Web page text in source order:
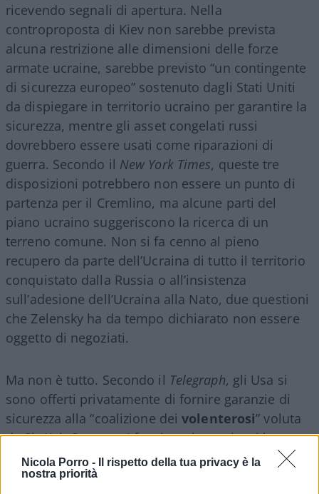
Nicola Porro -
Il rispetto della tua privacy è la
nostra priorità
ricevendo segnali di apertura. Nella
controproposta di Kiev non sarebbe prevista
alcuna restrizione alle dimensioni delle forze
armate ucraine, sarebbe previsto “un contingente
di sicurezza europeo” sostenuto dagli Stati Uniti
da dispiegare in territorio ucraino per garantire la
sicurezza, mentre gli asset congelati russi
dovrebbero essere usati come riparazioni di
guerra. Secondo il New York Times, queste tre
disposizioni potrebbero non essere un punto di
partenza per il Cremlino, ma alcune parti del
piano ucraino suggeriscono la ricerca di un
terreno comune. Non si fa cenno al pieno
recupero da parte dell’Ucraina di tutto il territorio
conquistato dalla Russia o all’insistenza
sull’adesione dell’Ucraina alla Nato, due questioni
che Zelensky ha da tempo dichiarato non essere
oggetto di negoziati.
Ma non è tutto. Secondo il Telegraph, gli Usa si
sono offerti privatamente di fornire garanzie di
sicurezza alla “coalizione deivolenterosi” voluta
da Sir Keir Starmer. I funzionari americani hanno
aperto la porta alla possibilità di fornire
intelligence e supporto logistico ai soldati